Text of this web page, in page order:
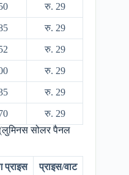
रु. 29
रु. 29
रु. 29
रु. 29
रु. 29
रु. 29
सोलर पैनल
प्राइस प्राइस/वाट